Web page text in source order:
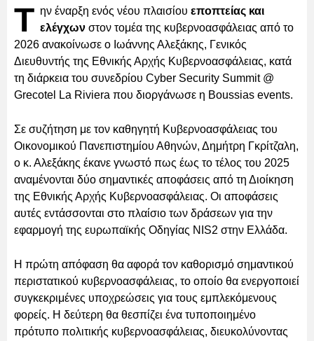
Τ ην έναρξη ενός νέου πλαισίου εποπτείας και
ελέγχων στον τομέα της κυβερνοασφάλειας από το
2026 ανακοίνωσε ο Ιωάννης Αλεξάκης, Γενικός
Διευθυντής της Εθνικής Αρχής Κυβερνοασφάλειας, κατά
τη διάρκεια του συνεδρίου Cyber Security Summit @
Grecotel La Riviera που διοργάνωσε η Boussias events.
Σε συζήτηση με τον καθηγητή Κυβερνοασφάλειας του
Οικονομικού Πανεπιστημίου Αθηνών, Δημήτρη Γκρίτζαλη,
ο κ. Αλεξάκης έκανε γνωστό πως έως το τέλος του 2025
αναμένονται δύο σημαντικές αποφάσεις από τη Διοίκηση
της Εθνικής Αρχής Κυβερνοασφάλειας. Οι αποφάσεις
αυτές εντάσσονται στο πλαίσιο των δράσεων για την
εφαρμογή της ευρωπαϊκής Οδηγίας NIS2 στην Ελλάδα.
Η πρώτη απόφαση θα αφορά τον καθορισμό σημαντικού
περιστατικού κυβερνοασφάλειας, το οποίο θα ενεργοποιεί
συγκεκριμένες υποχρεώσεις για τους εμπλεκόμενους
φορείς. Η δεύτερη θα θεσπίζει ένα τυποποιημένο
πρότυπο πολιτικής κυβερνοασφάλειας, διευκολύνοντας